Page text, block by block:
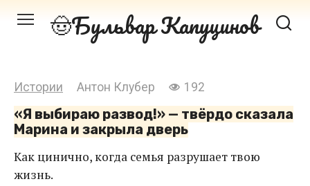
Перейти Бульвар Капуцинов
Истории Антон Клубер 192
«Я выбираю развод!» — твёрдо сказала
Марина и закрыла дверь
Как цинично, когда семья разрушает твою
жизнь.